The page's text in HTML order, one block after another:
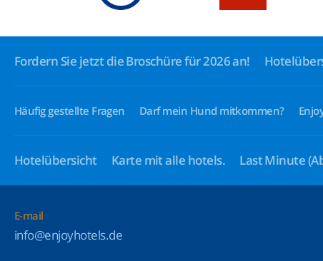
Fordern Sie jetzt die Broschüre für 2026 an!
Häufig gestellte Fragen Darf mein Hund mitkommen?
Hotelübersicht Karte mit alle hotels. Last Minute
E-mail
info@enjoyhotels.de